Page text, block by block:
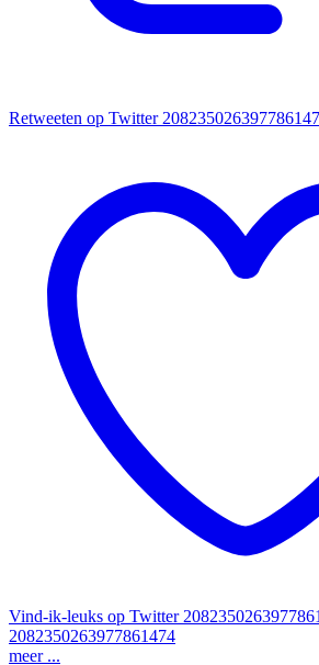
Retweeten op Twitter
Vind-ik-leuks op Twitter
2082350263977861474
meer ...